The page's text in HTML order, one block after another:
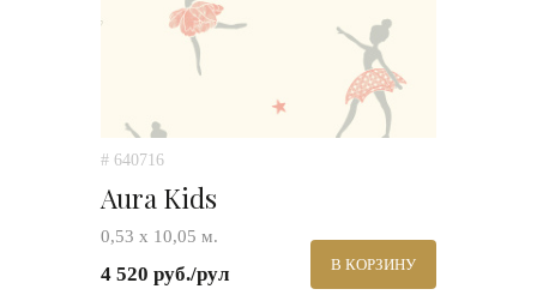
# 640716
Aura Kids
0,53 х 10,05 м.
4 520 руб./рул В КОРЗИНУ